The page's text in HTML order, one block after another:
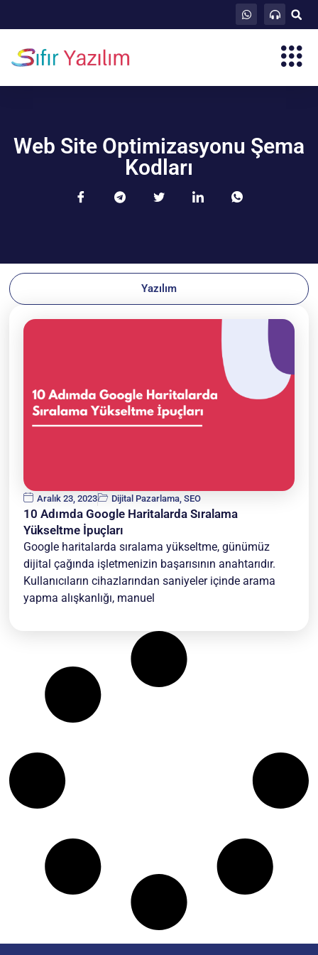
Web Site Optimizasyonu Şema
Kodları
Yazılım
Aralık 23, 2023 Dijital Pazarlama ,SEO
10 Adımda Google Haritalarda Sıralama
Yükseltme İpuçları
Google haritalarda sıralama yükseltme, günümüz
dijital çağında işletmenizin başarısının anahtarıdır.
Kullanıcıların cihazlarından saniyeler içinde arama
yapma alışkanlığı, manuel